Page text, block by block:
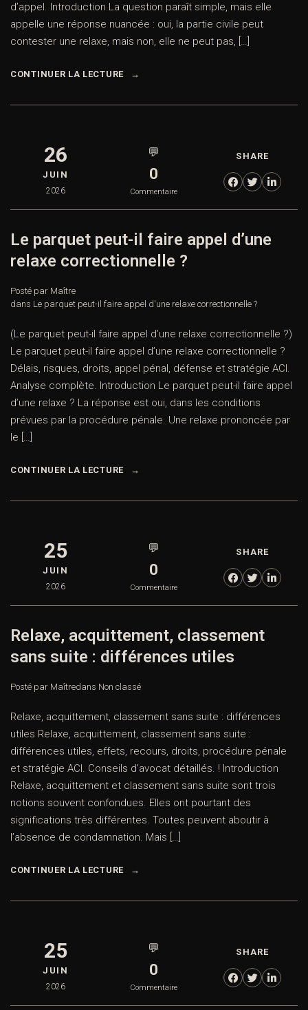
d’appel. Introduction La question paraît simple, mais elle
appelle une réponse nuancée : oui, la partie civile peut
contester une relaxe, mais non, elle ne peut pas, […]
CONTINUER LA LECTURE
26
JUIN
2026
💬
0
Commentaire
SHARE
Le parquet peut-il faire appel d’une
relaxe correctionnelle ?
Posté par Maître
dans Le parquet peut-il faire appel d'une relaxe correctionnelle ?
(Le parquet peut-il faire appel d’une relaxe correctionnelle ?)
Le parquet peut-il faire appel d’une relaxe correctionnelle ?
Délais, risques, droits, appel pénal, défense et stratégie ACI.
Analyse complète. Introduction Le parquet peut-il faire appel
d’une relaxe ? La réponse est oui, dans les conditions
prévues par la procédure pénale. Une relaxe prononcée par
le […]
CONTINUER LA LECTURE
25
JUIN
2026
💬
0
Commentaire
SHARE
Relaxe, acquittement, classement
sans suite : différences utiles
Posté par Maîtredans Non classé
Relaxe, acquittement, classement sans suite : différences
utiles Relaxe, acquittement, classement sans suite :
différences utiles, effets, recours, droits, procédure pénale
et stratégie ACI. Conseils d’avocat détaillés. ! Introduction
Relaxe, acquittement et classement sans suite sont trois
notions souvent confondues. Elles ont pourtant des
significations très différentes. Toutes peuvent aboutir à
l’absence de condamnation. Mais […]
CONTINUER LA LECTURE
25
JUIN
2026
💬
0
Commentaire
SHARE